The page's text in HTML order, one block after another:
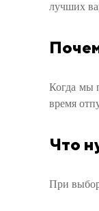
лучших
Когда мы
время
Что
При